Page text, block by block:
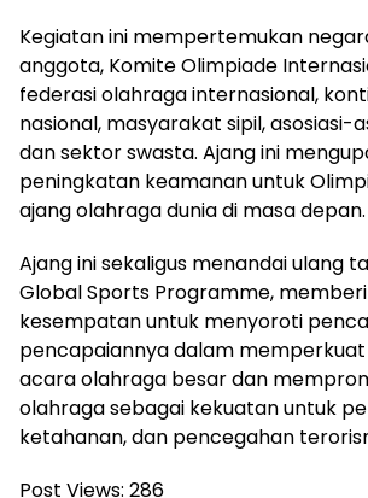
Kegiatan ini mempertemukan
anggota, Komite Olimpiade
federasi olahraga internasional,
nasional, masyarakat sipil, asosiasi-
dan sektor swasta. Ajang ini
peningkatan keamanan untuk
ajang olahraga dunia di masa depan.
Ajang ini sekaligus menandai ulang
Global Sports Programme,
kesempatan untuk menyoroti
pencapaiannya dalam
acara olahraga besar dan
olahraga sebagai kekuatan untuk
ketahanan, dan pencegahan
Post Views: 286